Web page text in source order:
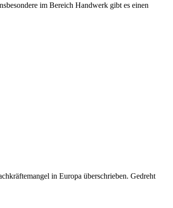
im Bereich Handwerk gibt es einen
in Europa überschrieben. Gedreht